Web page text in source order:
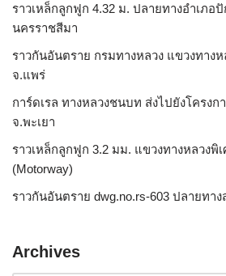
ราวเหล็กลูกฟูก 4.32 ม. ปลายทางอำเภอ
นครราชสีมา
ราวกันอันตราย กรมทางหลวง แขวงทางห
จ.แพร่
การ์ดเรล ทางหลวงชนบท ส่งไปยังโครงก
จ.พะเยา
ราวเหล็กลูกฟูก 3.2 มม. แขวงทางหลวงพิเ
(Motorway)
ราวกันอันตราย dwg.no.rs-603 ปลายทา
Archives